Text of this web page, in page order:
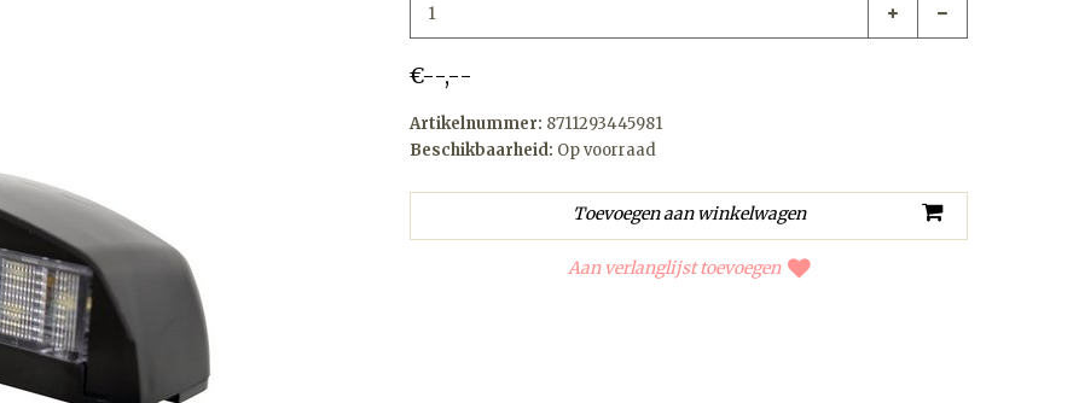
€--,--
Artikelnummer: 8711293445981
Beschikbaarheid: Op voorraad
Aan verlanglijst toevoegen